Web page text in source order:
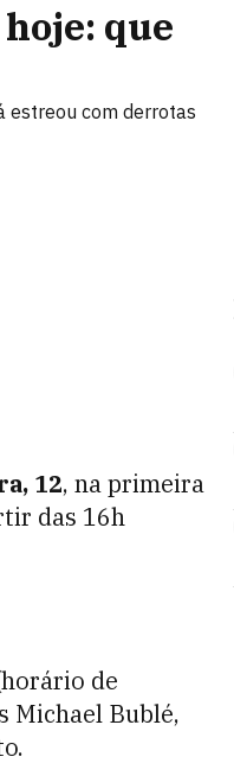
que
estreou com derrotas
12, na primeira
das 16h
de
Michael Bublé,